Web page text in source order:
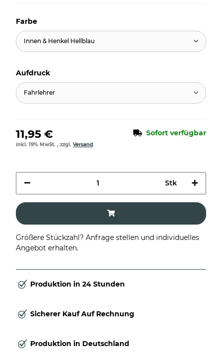
Farbe
Innen & Henkel Hellblau
Aufdruck
Fahrlehrer
11,95 € Sofort verfügbar
inkl. 19% MwSt. , zzgl. Versand
Stk
Größere Stückzahl? Anfrage stellen und individuelles
Angebot erhalten.
Produktion in 24 Stunden
Sicherer Kauf Auf Rechnung
Produktion in Deutschland